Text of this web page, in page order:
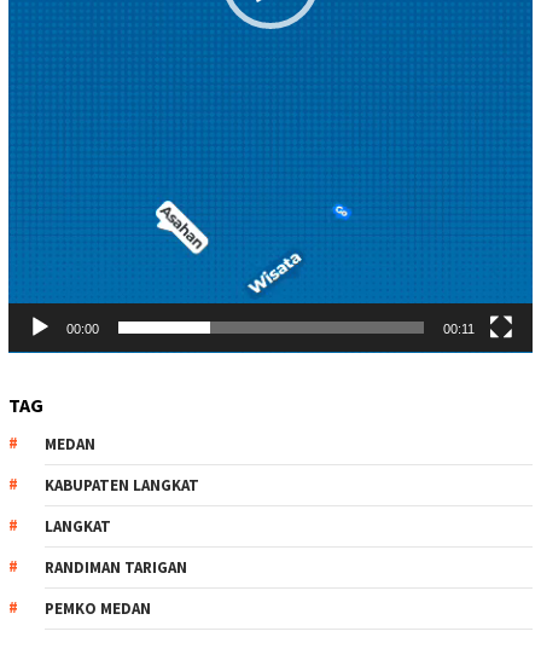
00:00 00:11
TAG
MEDAN
KABUPATEN LANGKAT
LANGKAT
RANDIMAN TARIGAN
PEMKO MEDAN